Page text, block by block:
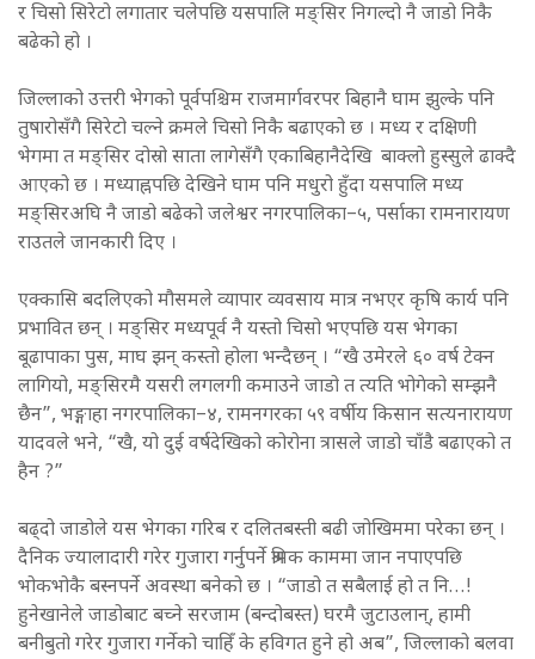
र चिसो सिरेटो लगातार चलेपछि यसपालि मङ्सिर निगल्दो नै जाडो निकै
बढेको हो ।
जिल्लाको उत्तरी भेगको पूर्वपश्चिम राजमार्गवरपर बिहानै घाम झुल्के पनि
तुषारोसँगै सिरेटो चल्ने क्रमले चिसो निकै बढाएको छ । मध्य र दक्षिणी
भेगमा त मङ्सिर दोस्रो साता लागेसँगै एकाबिहानैदेखि बाक्लो हुस्सुले ढाक्दै
आएको छ । मध्याह्नपछि देखिने घाम पनि मधुरो हुँदा यसपालि मध्य
मङ्सिरअघि नै जाडो बढेको जलेश्वर नगरपालिका–५, पर्साका रामनारायण
राउतले जानकारी दिए ।
एक्कासि बदलिएको मौसमले व्यापार व्यवसाय मात्र नभएर कृषि कार्य पनि
प्रभावित छन् । मङ्सिर मध्यपूर्व नै यस्तो चिसो भएपछि यस भेगका
बूढापाका पुस, माघ झन् कस्तो होला भन्दैछन् । “खै उमेरले ६० वर्ष टेक्न
लागियो, मङ्सिरमै यसरी लगलगी कमाउने जाडो त त्यति भोगेको सम्झनै
छैन”, भङ्गाहा नगरपालिका–४, रामनगरका ५९ वर्षीय किसान सत्यनारायण
यादवले भने, “खै, यो दुई वर्षदेखिको कोरोना त्रासले जाडो चाँडै बढाएको त
हैन ?”
बढ्दो जाडोले यस भेगका गरिब र दलितबस्ती बढी जोखिममा परेका छन् ।
दैनिक ज्यालादारी गरेर गुजारा गर्नुपर्ने श्रमिक काममा जान नपाएपछि
भोकभोकै बस्नपर्ने अवस्था बनेको छ । “जाडो त सबैलाई हो त नि…!
हुनेखानेले जाडोबाट बच्ने सरजाम (बन्दोबस्त) घरमै जुटाउलान्, हामी
बनीबुतो गरेर गुजारा गर्नेको चाहिँ के हविगत हुने हो अब”, जिल्लाको बलवा